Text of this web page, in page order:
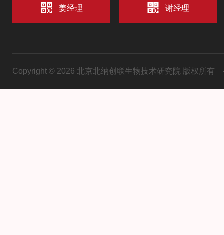
姜经理 谢经理
Copyright © 2026 北京北纳创联生物技术研究院 版权所有